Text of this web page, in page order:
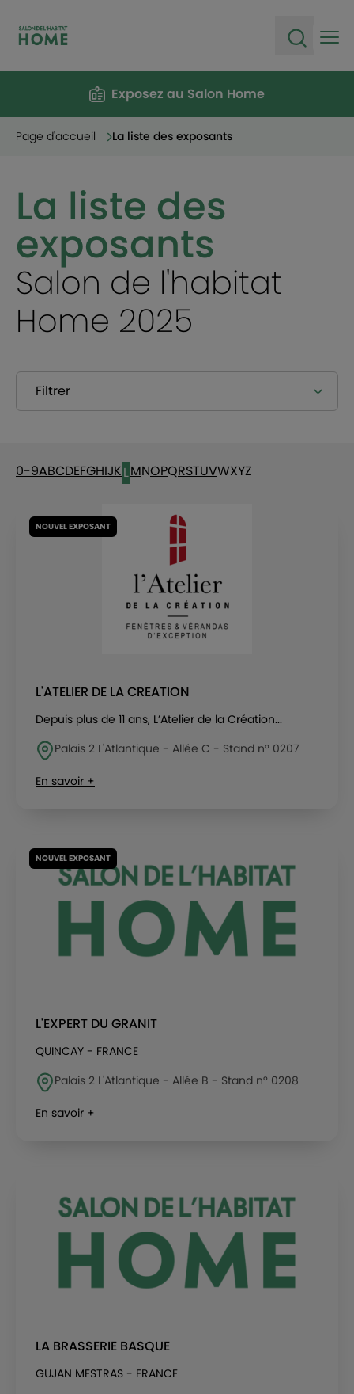
Exposez au Salon Home
Page d'accueil La liste des exposants
La liste des
exposants
Salon de l'habitat
Home 2025
Filtrer
0-9ABCDEFGHIJKLMNOPQRSTUVWXYZ
NOUVEL EXPOSANT
L'ATELIER DE LA CREATION
Depuis plus de 11 ans, L’Atelier de la Création...
Palais 2 L'Atlantique - Allée C - Stand n° 0207
En savoir +
NOUVEL EXPOSANT
L'EXPERT DU GRANIT
QUINCAY - FRANCE
Palais 2 L'Atlantique - Allée B - Stand n° 0208
En savoir +
LA BRASSERIE BASQUE
GUJAN MESTRAS - FRANCE